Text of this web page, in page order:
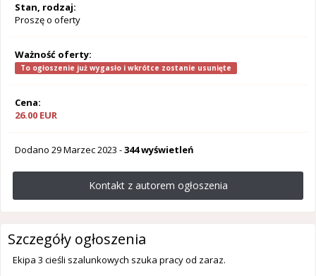
Stan, rodzaj:
Proszę o oferty
Ważność oferty:
To ogłoszenie już wygasło i wkrótce zostanie usunięte
Cena:
26.00 EUR
Dodano 29 Marzec 2023 -344 wyświetleń
Kontakt z autorem ogłoszenia
Szczegóły ogłoszenia
Ekipa 3 cieśli szalunkowych szuka pracy od zaraz.